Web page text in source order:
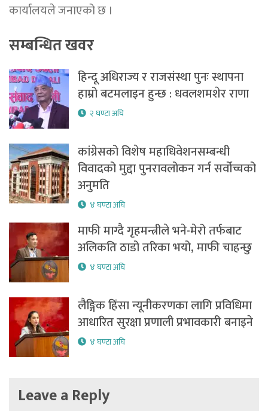
कार्यालयले जनाएको छ ।
सम्बन्धित खवर
हिन्दू अधिराज्य र राजसंस्था पुनः स्थापना
हाम्रो बटमलाइन हुन्छ : धवलशमशेर राणा
२ घण्टा अघि
कांग्रेसको विशेष महाधिवेशनसम्बन्धी
विवादको मुद्दा पुनरावलोकन गर्न सर्वोच्चको
अनुमति
४ घण्टा अघि
माफी माग्दै गृहमन्त्रीले भने-मेरो तर्फबाट
अलिकति ठाडो तरिका भयो, माफी चाहन्छु
४ घण्टा अघि
लैङ्गिक हिंसा न्यूनीकरणका लागि प्रविधिमा
आधारित सुरक्षा प्रणाली प्रभावकारी बनाइने
४ घण्टा अघि
Leave a Reply